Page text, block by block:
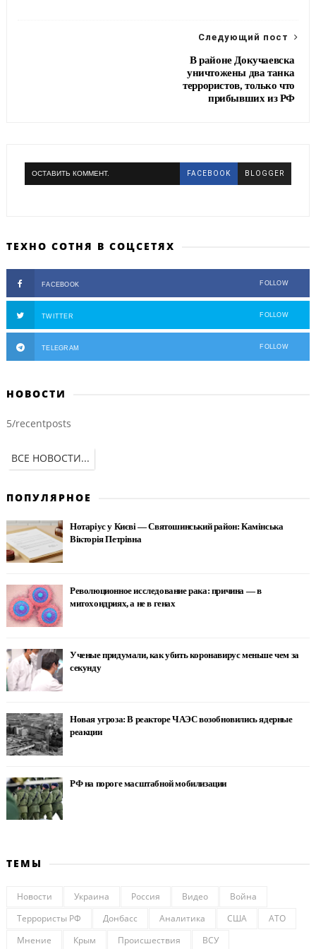
Следующий пост
В районе Докучаевска
уничтожены два танка
террористов, только что
прибывших из РФ
ОСТАВИТЬ КОММЕНТ. FACEBOOK BLOGGER
ТЕХНО СОТНЯ В СОЦСЕТЯХ
FACEBOOK FOLLOW
TWITTER FOLLOW
TELEGRAM FOLLOW
НОВОСТИ
5/recentposts
ВСЕ НОВОСТИ...
ПОПУЛЯРНОЕ
Нотаріус у Києві — Святошинський район: Камінська
Вікторія Петрівна
Революционное исследование рака: причина — в
митохондриях, а не в генах
Ученые придумали, как убить коронавирус меньше чем за
секунду
Новая угроза: В реакторе ЧАЭС возобновились ядерные
реакции
РФ на пороге масштабной мобилизации
ТЕМЫ
Новости Украина Россия Видео
Война
Террористы РФ
Донбасс Аналитика США
АТО
Мнение
Крым Происшествия ВСУ